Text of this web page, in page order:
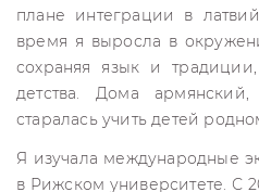
плане интеграции в
время я выросла в
сохраняя язык и
детства. Дома
старалась учить детей
Я изучала международные
в Рижском университете. С